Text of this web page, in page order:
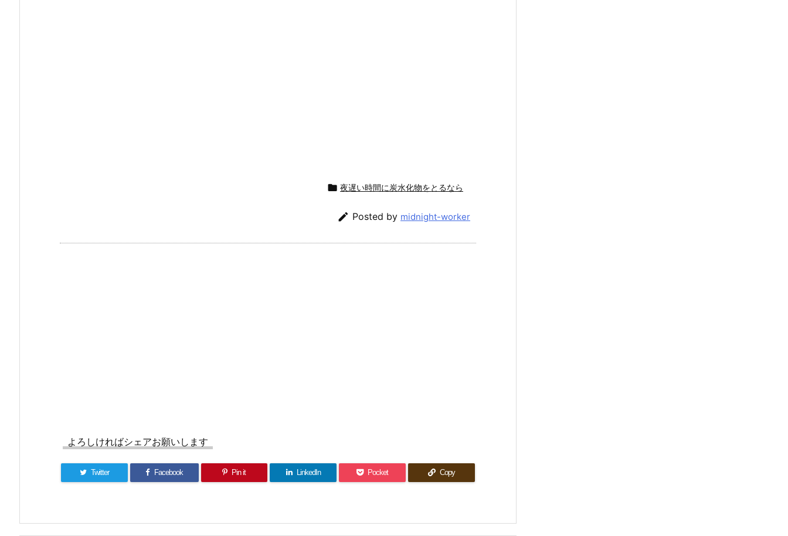
 夜遅い時間に炭水化物をとるなら
 Posted by midnight-worker
よろしければシェアお願いします
Twitter Facebook Pin it LinkedIn Pocket Copy